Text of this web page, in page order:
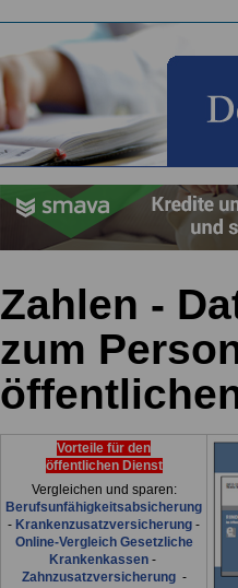
Zahlen -
zum
Vorteile für den
öffentlichen Dienst
Vergleichen und sparen:
Berufsunfähigkeitsabsicherung
- Krankenzusatzversicherung -
Online-Vergleich Gesetzliche
Krankenkassen-
Zahnzusatzversicherung-